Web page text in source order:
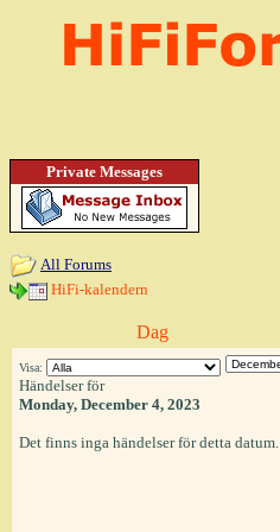
Private Messages
All Forums
HiFi-kalendern
Dag
Visa:
Händelser för
Monday, December 4, 2023
Det finns inga händelser för detta datum.